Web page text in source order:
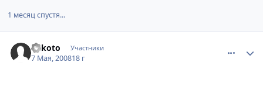
1 месяц спустя...
Rakoto Участники
7 Мая, 200818 г